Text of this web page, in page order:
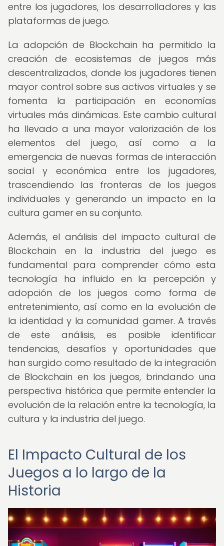
entre los jugadores, los desarrolladores y las
plataformas de juego.
La adopción de Blockchain ha permitido la
creación de ecosistemas de juegos más
descentralizados, donde los jugadores tienen
mayor control sobre sus activos virtuales y se
fomenta la participación en economías
virtuales más dinámicas. Este cambio cultural
ha llevado a una mayor valorización de los
elementos del juego, así como a la
emergencia de nuevas formas de interacción
social y económica entre los jugadores,
trascendiendo las fronteras de los juegos
individuales y generando un impacto en la
cultura gamer en su conjunto.
Además, el análisis del impacto cultural de
Blockchain en la industria del juego es
fundamental para comprender cómo esta
tecnología ha influido en la percepción y
adopción de los juegos como forma de
entretenimiento, así como en la evolución de
la identidad y la comunidad gamer. A través
de este análisis, es posible identificar
tendencias, desafíos y oportunidades que
han surgido como resultado de la integración
de Blockchain en los juegos, brindando una
perspectiva histórica que permite entender la
evolución de la relación entre la tecnología, la
cultura y la industria del juego.
El Impacto Cultural de los
Juegos a lo largo de la
Historia